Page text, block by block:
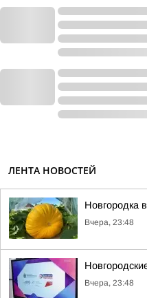
ЛЕНТА НОВОСТЕЙ
Новгородка
Вчера, 23:48
Вчера, 23:48